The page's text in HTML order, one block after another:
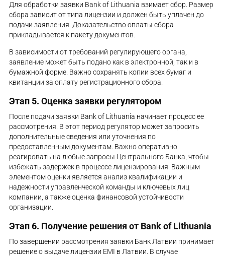
Для обработки заявки Bank of Lithuania взимает сбор. Размер
сбора зависит от типа лицензии и должен быть уплачен до
подачи заявления. Доказательство оплаты сбора
прикладывается к пакету документов.
В зависимости от требований регулирующего органа,
заявление может быть подано как в электронной, так и в
бумажной форме. Важно сохранять копии всех бумаг и
квитанции за оплату регистрационного сбора.
Этап 5. Оценка заявки регулятором
После подачи заявки Bank of Lithuania начинает процесс ее
рассмотрения. В этот период регулятор может запросить
дополнительные сведения или уточнения по
предоставленным документам. Важно оперативно
реагировать на любые запросы Центрального Банка, чтобы
избежать задержек в процессе лицензирования. Важным
элементом оценки является анализ квалификации и
надежности управленческой команды и ключевых лиц
компании, а также оценка финансовой устойчивости
организации.
Этап 6. Получение решения от Bank of Lithuania
По завершении рассмотрения заявки Банк Латвии принимает
решение о выдаче лицензии EMI в Латвии. В случае